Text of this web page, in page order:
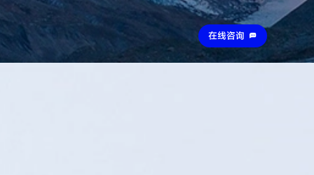
在线咨询 